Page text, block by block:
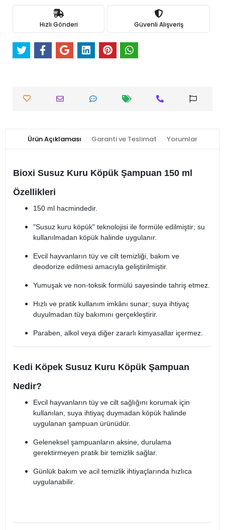
Hızlı Gönderi Güvenli Alışveriş
Ürün Açıklaması Garanti ve Teslimat Yorumlar
Bioxi Susuz Kuru Köpük Şampuan 150 ml
Özellikleri
150 ml hacmindedir.
"Susuz kuru köpük" teknolojisi ile formüle edilmiştir; su
kullanılmadan köpük halinde uygulanır.
Evcil hayvanların tüy ve cilt temizliği, bakım ve
deodorize edilmesi amacıyla geliştirilmiştir.
Yumuşak ve non-toksik formülü sayesinde tahriş etmez.
Hızlı ve pratik kullanım imkânı sunar; suya ihtiyaç
duyulmadan tüy bakımını gerçekleştirir.
Paraben, alkol veya diğer zararlı kimyasallar içermez.
Kedi Köpek Susuz Kuru Köpük Şampuan
Nedir?
Evcil hayvanların tüy ve cilt sağlığını korumak için
kullanılan, suya ihtiyaç duymadan köpük halinde
uygulanan şampuan ürünüdür.
Geleneksel şampuanların aksine, durulama
gerektirmeyen pratik bir temizlik sağlar.
Günlük bakım ve acil temizlik ihtiyaçlarında hızlıca
uygulanabilir.